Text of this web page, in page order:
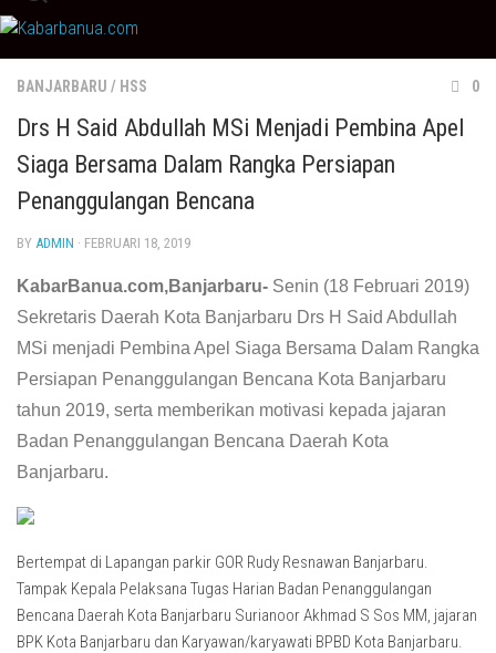
Skip
to
content
BANJARBARU / HSS 0
Drs H Said Abdullah MSi Menjadi Pembina Apel
Siaga Bersama Dalam Rangka Persiapan
Penanggulangan Bencana
BY ADMIN · FEBRUARI 18, 2019
KabarBanua.com,Banjarbaru- Senin (18 Februari 2019)
Sekretaris Daerah Kota Banjarbaru Drs H Said Abdullah
MSi menjadi Pembina Apel Siaga Bersama Dalam Rangka
Persiapan Penanggulangan Bencana Kota Banjarbaru
tahun 2019, serta memberikan motivasi kepada jajaran
Badan Penanggulangan Bencana Daerah Kota
Banjarbaru.
Bertempat di Lapangan parkir GOR Rudy Resnawan Banjarbaru.
Tampak Kepala Pelaksana Tugas Harian Badan Penanggulangan
Bencana Daerah Kota Banjarbaru Surianoor Akhmad S Sos MM, jajaran
BPK Kota Banjarbaru dan Karyawan/karyawati BPBD Kota Banjarbaru.